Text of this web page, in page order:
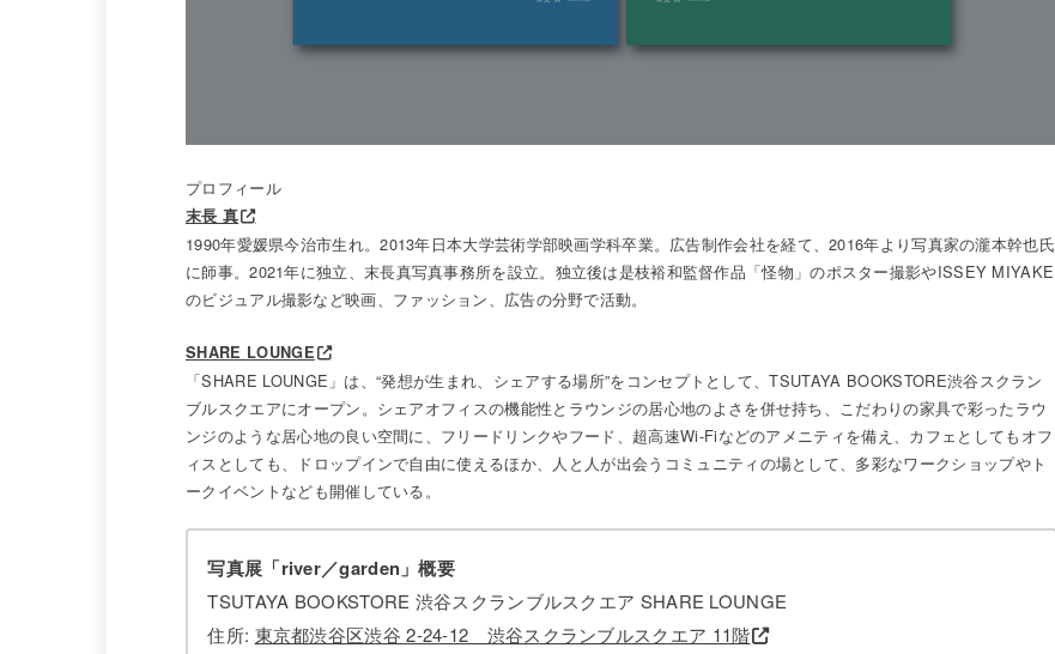
プロフィール
末長 真
1990年愛媛県今治市生れ。2013年日本大学芸術学部映画学科卒業。広告制作会社を経て、2016年より写真家の瀧本幹也氏
に師事。2021年に独立、末長真写真事務所を設立。独立後は是枝裕和監督作品「怪物」のポスター撮影やISSEY MIYAKE
のビジュアル撮影など映画、ファッション、広告の分野で活動。
SHARE LOUNGE
「SHARE LOUNGE」は、“発想が生まれ、シェアする場所”をコンセプトとして、TSUTAYA BOOKSTORE渋谷スクラン
ブルスクエアにオープン。シェアオフィスの機能性とラウンジの居心地のよさを併せ持ち、こだわりの家具で彩ったラウ
ンジのような居心地の良い空間に、フリードリンクやフード、超高速Wi-Fiなどのアメニティを備え、カフェとしてもオフ
ィスとしても、ドロップインで自由に使えるほか、人と人が出会うコミュニティの場として、多彩なワークショップやト
ークイベントなども開催している。
写真展「river／garden」概要
TSUTAYA BOOKSTORE 渋谷スクランブルスクエア SHARE LOUNGE
住所: 東京都渋谷区渋谷 2-24-12 渋谷スクランブルスクエア 11階